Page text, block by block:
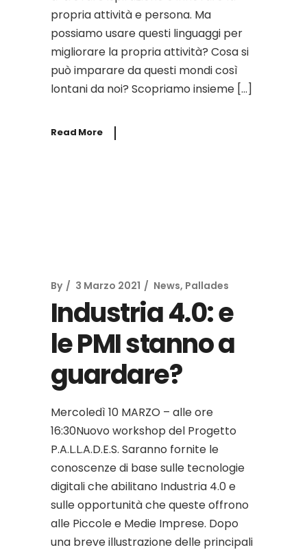
propria attività e persona. Ma
possiamo usare questi linguaggi per
migliorare la propria attività? Cosa si
può imparare da questi mondi così
lontani da noi? Scopriamo insieme […]
Read More
By 3 Marzo 2021 News, Pallades
Industria 4.0: e
le PMI stanno a
guardare?
Mercoledì 10 MARZO – alle ore
16:30Nuovo workshop del Progetto
P.A.L.L.A.D.E.S. Saranno fornite le
conoscenze di base sulle tecnologie
digitali che abilitano Industria 4.0 e
sulle opportunità che queste offrono
alle Piccole e Medie Imprese. Dopo
una breve illustrazione delle principali